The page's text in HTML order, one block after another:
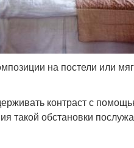
на постели или
контраст с
такой обстановки